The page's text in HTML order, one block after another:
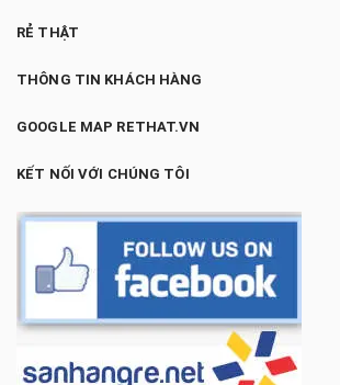
RẺ THẬT
THÔNG TIN KHÁCH HÀNG
GOOGLE MAP RETHAT.VN
KẾT NỐI VỚI CHÚNG TÔI